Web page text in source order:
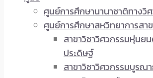
ศูนย์การศึกษานานาชาติทางวิ
ศูนย์การศึกษาสหวิทยาการสา
สาขาวิชาวิศวกรรมหุ่น
ประดิษฐ์
สาขาวิชาวิศวกรรมบูรณ